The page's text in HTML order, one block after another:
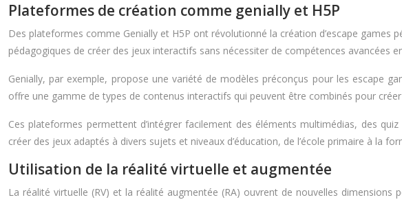
Plateformes de création comme genially et H5P
Des plateformes comme Genially et H5P ont révolutionné la création d’escape
pédagogiques de créer des jeux interactifs sans nécessiter de compétences avancées
Genially, par exemple, propose une variété de modèles préconçus pour les escape
offre une gamme de types de contenus interactifs qui peuvent être combinés pour
Ces plateformes permettent d’intégrer facilement des éléments multimédias, des
créer des jeux adaptés à divers sujets et niveaux d’éducation, de l’école primaire à la
Utilisation de la réalité virtuelle et augmentée
La réalité virtuelle (RV) et la réalité augmentée (RA) ouvrent de nouvelles